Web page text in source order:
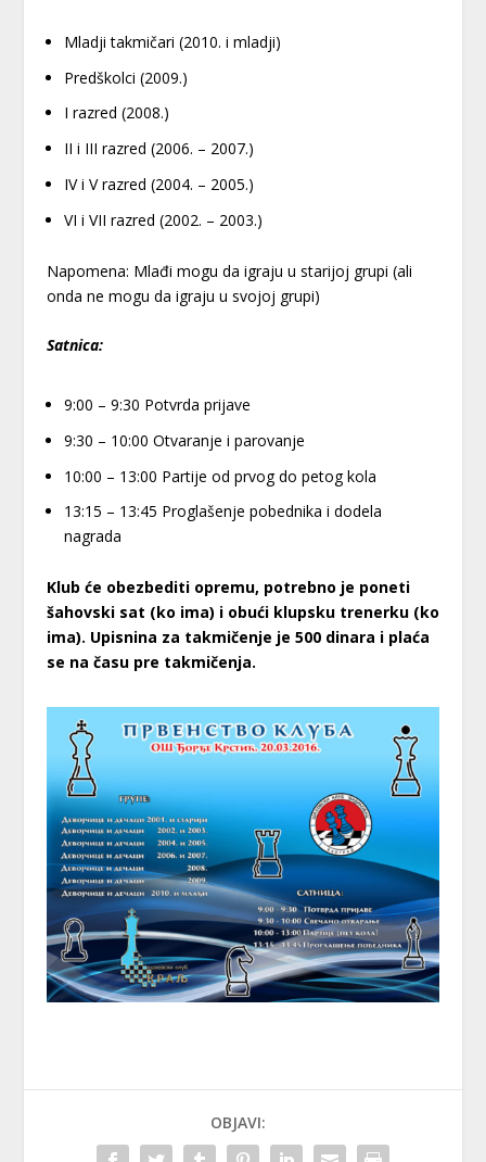
Mladji takmičari (2010. i mladji)
Predškolci (2009.)
I razred (2008.)
II i III razred (2006. – 2007.)
IV i V razred (2004. – 2005.)
VI i VII razred (2002. – 2003.)
Napomena: Mlađi mogu da igraju u starijoj grupi (ali
onda ne mogu da igraju u svojoj grupi)
Satnica:
9:00 – 9:30 Potvrda prijave
9:30 – 10:00 Otvaranje i parovanje
10:00 – 13:00 Partije od prvog do petog kola
13:15 – 13:45 Proglašenje pobednika i dodela
nagrada
Klub će obezbediti opremu, potrebno je poneti
šahovski sat (ko ima) i obući klupsku trenerku (ko
ima). Upisnina za takmičenje je 500 dinara i plaća
se na času pre takmičenja.
OBJAVI: